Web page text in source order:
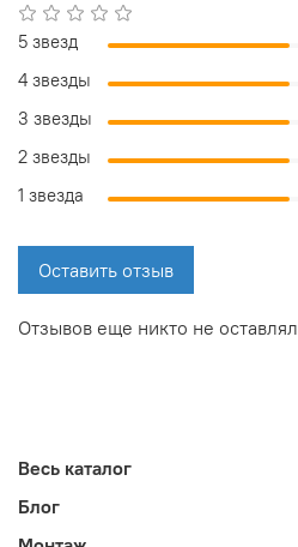
Отзывов еще никто не оставлял
5 звезд
4 звезды
3 звезды
2 звезды
1 звезда
Оставить отзыв
Весь каталог
Блог